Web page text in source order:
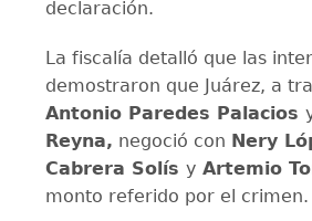
declaración.
La fiscalía detalló que las
demostraron que Juárez, a
Antonio Paredes Palacios
Reyna, negoció con Nery
Cabrera Solís y Artemio
monto referido por el crimen.